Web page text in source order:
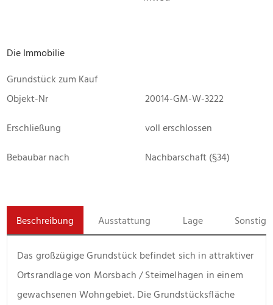
Die Immobilie
Grundstück zum Kauf
Objekt-Nr
20014-GM-W-3222
Erschließung
voll erschlossen
Bebaubar nach
Nachbarschaft (§34)
Beschreibung Ausstattung Lage
Das großzügige Grundstück befindet sich in attraktiver
Ortsrandlage von Morsbach / Steimelhagen in einem
gewachsenen Wohngebiet. Die Grundstücksfläche